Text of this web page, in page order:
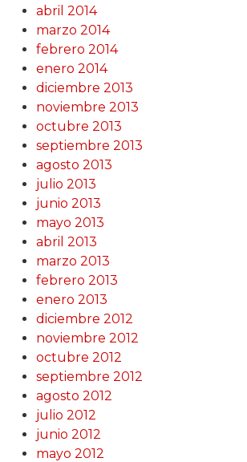
abril 2014
marzo 2014
febrero 2014
enero 2014
diciembre 2013
noviembre 2013
octubre 2013
septiembre 2013
agosto 2013
julio 2013
junio 2013
mayo 2013
abril 2013
marzo 2013
febrero 2013
enero 2013
diciembre 2012
noviembre 2012
octubre 2012
septiembre 2012
agosto 2012
julio 2012
junio 2012
mayo 2012